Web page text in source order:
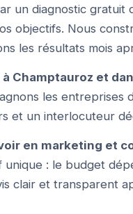
un diagnostic
objectifs. Nous
les résultats mois
Champtauroz et
les
et un interlocuteur
en marketing et
unique : le budget
clair et transparent